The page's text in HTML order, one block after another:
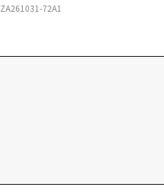
ZA261031-72A1